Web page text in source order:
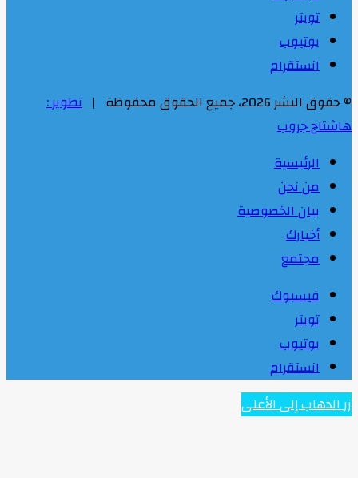
تويتر
يوتيوب
انستقرام
© حقوق النشر 2026، جميع الحقوق محفوظة |
تطوير :
هاشتاج جروب
الرئيسية
من نحن
بيان الخصوصية
أخبارك
مجتمع
فيسبوك
تويتر
يوتيوب
انستقرام
زر الذهاب إلى الأعلى